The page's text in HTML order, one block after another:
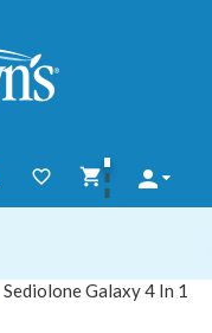



Sediolone Galaxy 4 In 1